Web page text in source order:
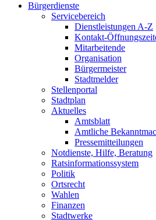
Bürgerdienste
Servicebereich
Dienstleistungen A-Z
Kontakt-
Mitarbeitende
Organisation
Bürgermeister
Stadtmelder
Stellenportal
Stadtplan
Aktuelles
Amtsblatt
Amtliche
Pressemitteilungen
Notdienste, Hilfe, Beratung
Ratsinformationssystem
Politik
Ortsrecht
Wahlen
Finanzen
Stadtwerke